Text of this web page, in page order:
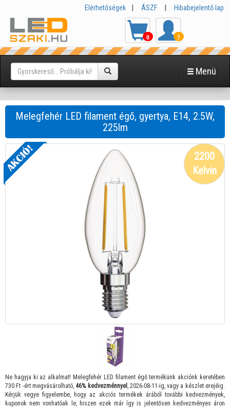
Elérhetőségek ÁSZF Hibabejelentő lap
0 ?
Menü
Melegfehér LED filament égő, gyertya, E14, 2.5W,
225lm
2200
Kelvin
Ne hagyja ki az alkalmat! Melegfehér LED filament égő termékünk akciónk keretében
730 Ft -ért megvásárolható, 46% kedvezménnyel , 2026-08-11-ig, vagy a készlet erejéig.
Kérjük vegye figyelembe, hogy az akciós termékek árából további kedvezmények,
kuponok nem vonhatóak le, hiszen ezek már így is jelentősen kedvezményes áron